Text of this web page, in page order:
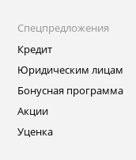
Спецпредложения
Кредит
Юридическим лицам
Бонусная программа
Акции
Уценка